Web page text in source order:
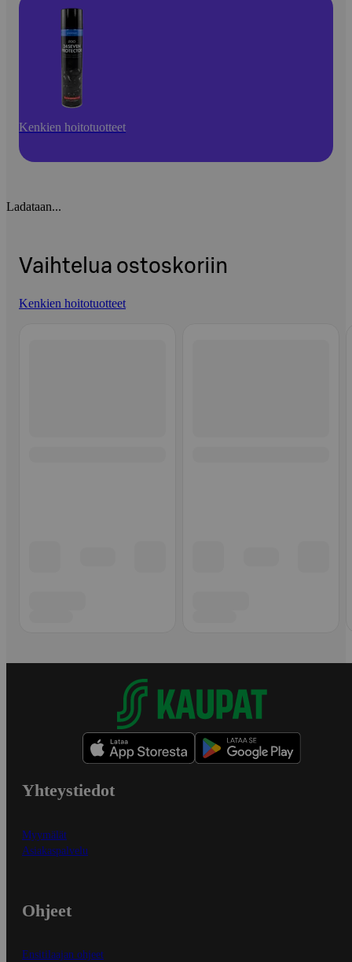
Kenkien hoitotuotteet
Ladataan...
Vaihtelua ostoskoriin
Kenkien hoitotuotteet
Yhteystiedot
Myymälät
Asiakaspalvelu
Ohjeet
Ensitilaajan ohjeet